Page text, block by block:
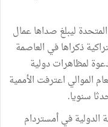
ليبلغ صداها عمال
ذكراها في العاصمة
01 ماي 1889 وتمت الدعوة لمظاهرات دولية
عام 1890، وفي العام الموالي اعترفت الأممية
سنويا.
الدولية في أمستردام